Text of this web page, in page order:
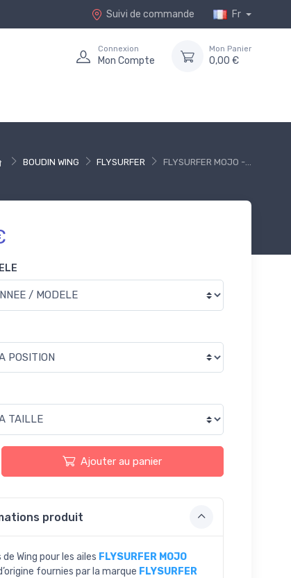
Suivi de commande Fr
Connexion
Mon Compte
Mon Panier
0,00 €
BOUDIN WING FLYSURFER FLYSURFER MOJO -...
Ajouter au panier
produit
de Wing pour les ailes FLYSURFER MOJO
fournies par la marque FLYSURFER